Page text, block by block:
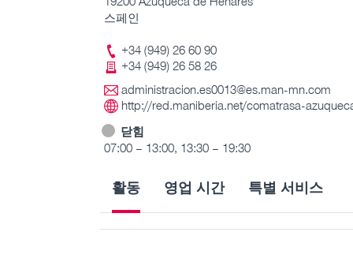
스페인
+34 (949) 26 60 90
+34 (949) 26 58 26
administracion.es0013@es.man-mn.com
http://red.maniberia.net/comatrasa-
닫힘
07:00 – 13:00, 13:30 – 19:30
활동 영업 시간 특별 서비스